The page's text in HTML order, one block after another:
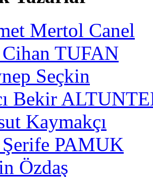
Mertol Canel
TUFAN
Seçkin
Bekir
Kaymakçı
PAMUK
Özdaş